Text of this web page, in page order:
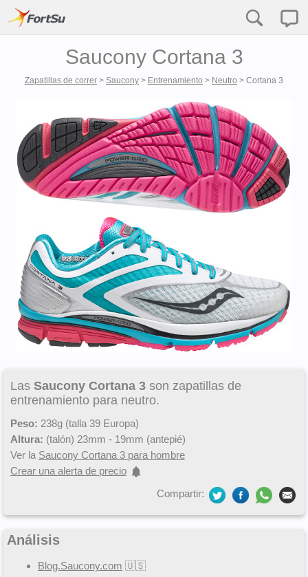
Saucony Cortana 3
Zapatillas de correr > Saucony > Entrenamiento > Neutro > Cortana 3
Las Saucony Cortana 3 son zapatillas de
entrenamiento para neutro.
Peso: 238g (talla 39 Europa)
Altura: (talón) 23mm - 19mm (antepié)
Ver la Saucony Cortana 3 para hombre
Crear una alerta de precio
Compartir:
Análisis
Blog.Saucony.com 🇺🇸